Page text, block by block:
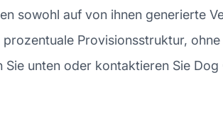
sowohl auf von ihnen generierte
Provisionsstruktur,
unten oder kontaktieren Sie Dog